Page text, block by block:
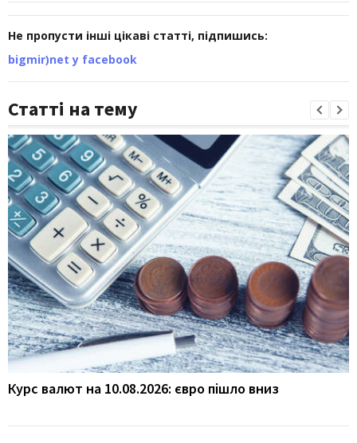
Не пропусти інші цікаві статті, підпишись:
bigmir)net у facebook
Статті на тему
Курс валют на 10.08.2026: євро пішло вниз